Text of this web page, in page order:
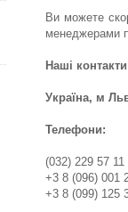
Ви можете
менеджерами
Наші контакти
Україна, м
Телефони:
(032) 229 57 11
+3 8 (096) 001
+3 8 (099) 125